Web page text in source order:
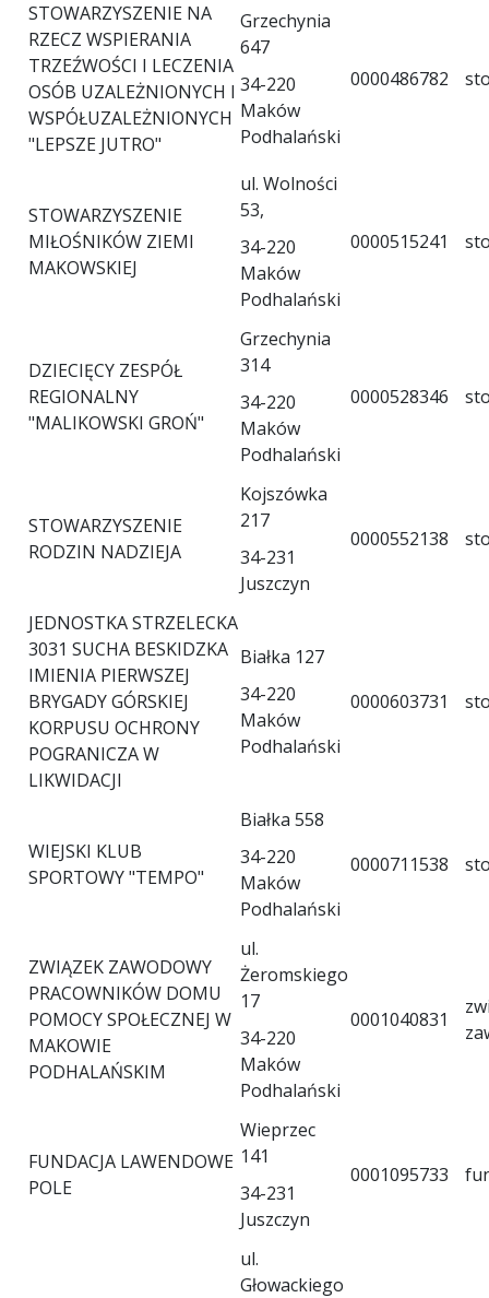
STOWARZYSZENIE NA
RZECZ WSPIERANIA
TRZEŹWOŚCI I LECZENIA
OSÓB UZALEŻNIONYCH I
WSPÓŁUZALEŻNIONYCH
"LEPSZE JUTRO"
Grzechynia
647
34-220
Maków
Podhalański
0000486782
STOWARZYSZENIE
MIŁOŚNIKÓW ZIEMI
MAKOWSKIEJ
ul. Wolności
53,
34-220
Maków
Podhalański
0000515241
DZIECIĘCY ZESPÓŁ
REGIONALNY
"MALIKOWSKI GROŃ"
Grzechynia
314
34-220
Maków
Podhalański
0000528346
STOWARZYSZENIE
RODZIN NADZIEJA
Kojszówka
217
34-231
Juszczyn
0000552138
JEDNOSTKA STRZELECKA
3031 SUCHA BESKIDZKA
IMIENIA PIERWSZEJ
BRYGADY GÓRSKIEJ
KORPUSU OCHRONY
POGRANICZA W
LIKWIDACJI
Białka 127
34-220
Maków
Podhalański
0000603731
WIEJSKI KLUB
SPORTOWY "TEMPO"
Białka 558
34-220
Maków
Podhalański
0000711538
ZWIĄZEK ZAWODOWY
PRACOWNIKÓW DOMU
POMOCY SPOŁECZNEJ W
MAKOWIE
PODHALAŃSKIM
ul.
Żeromskiego
17
34-220
Maków
Podhalański
0001040831
FUNDACJA LAWENDOWE
POLE
Wieprzec
141
34-231
Juszczyn
0001095733
ul.
Głowackiego